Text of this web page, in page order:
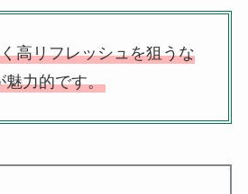
高リフレッシュを狙うな
魅力的です。